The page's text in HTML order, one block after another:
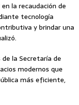
la recaudación de
tecnología
y brindar una
la Secretaría de
modernos que
más eficiente,